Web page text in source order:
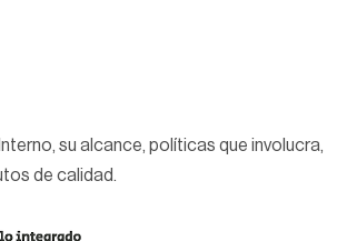
su alcance, políticas que involucra,
de calidad.